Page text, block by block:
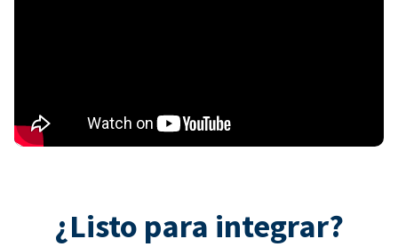
¿Listo para integrar?